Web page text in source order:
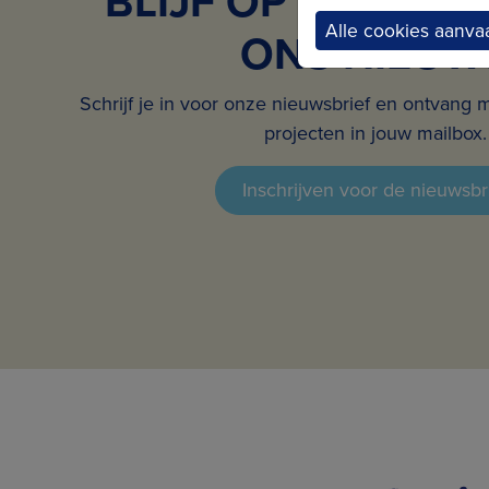
ONS
Schrijf je in voor onze nieuwsbrief en ontvang
projecten in jouw mailbox.
Inschrijven voor de
Alle cookies